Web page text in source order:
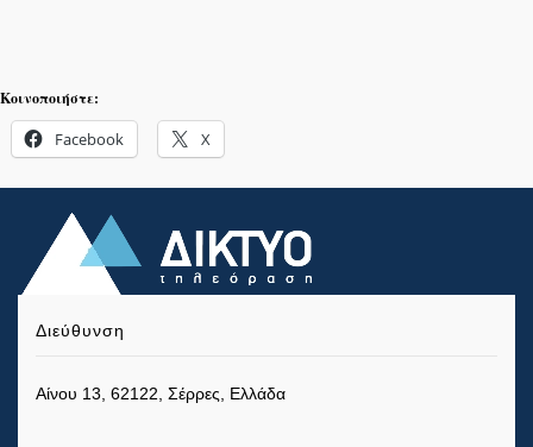
Κοινοποιήστε:
Facebook X
Διεύθυνση
Αίνου 13, 62122, Σέρρες, Ελλάδα